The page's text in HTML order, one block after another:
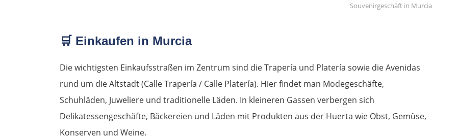
Souvenirgeschäft in Murcia
🛒 Einkaufen in Murcia
Die wichtigsten Einkaufsstraßen im Zentrum sind die Trapería und Platería sowie die Avenidas
rund um die Altstadt (Calle Trapería / Calle Platería). Hier findet man Modegeschäfte,
Schuhläden, Juweliere und traditionelle Läden. In kleineren Gassen verbergen sich
Delikatessengeschäfte, Bäckereien und Läden mit Produkten aus der Huerta wie Obst, Gemüse,
Konserven und Weine.